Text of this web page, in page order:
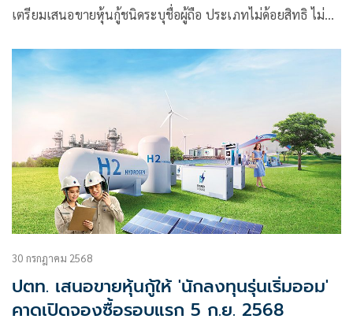
เตรียมเสนอขายหุ้นกู้ชนิดระบุชื่อผู้ถือ ประเภทไม่ด้อยสิทธิ ไม่มี
ใหญ่ จำนวน 2 รุ่น ได้แก่ หุ้นกู้อายุ 6 ปี อัตราดอกเบี้ย [2.14 –
2.54]% ต่อปี และ หุ้นกู้อายุ 12 ปี อัตราดอกเบี้ย [2.85 –
3.25]% ต่อปี
30 กรกฎาคม 2568
ปตท. เสนอขายหุ้นกู้ให้ 'นักลงทุนรุ่นเริ่มออม'
คาดเปิดจองซื้อรอบแรก 5 ก.ย. 2568